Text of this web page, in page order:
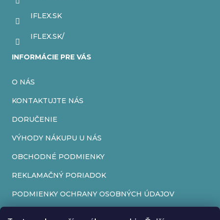
IFLEX.SK
IFLEX.SK/
INFORMÁCIE PRE VÁS
O NÁS
KONTAKTUJTE NÁS
DORUČENIE
VÝHODY NÁKUPU U NÁS
OBCHODNÉ PODMIENKY
REKLAMAČNÝ PORIADOK
PODMIENKY OCHRANY OSOBNÝCH ÚDAJOV